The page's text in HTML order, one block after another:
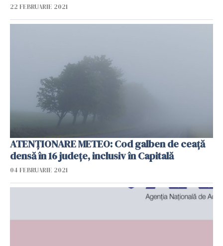
22 FEBRUARIE 2021
ATENȚIONARE METEO: Cod galben de ceață
densă în 16 județe, inclusiv în Capitală
04 FEBRUARIE 2021